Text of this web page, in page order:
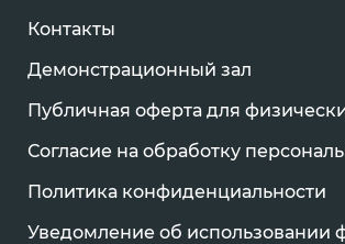
Контакты
Демонстрационный зал
Публичная оферта для
Согласие на обработку
Политика конфиденциальности
Уведомление об использовании